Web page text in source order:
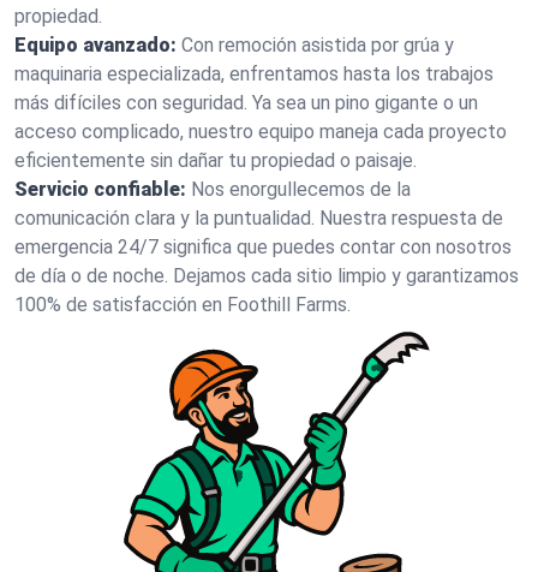
propiedad.
Equipo avanzado: Con remoción asistida por grúa y
maquinaria especializada, enfrentamos hasta los trabajos
más difíciles con seguridad. Ya sea un pino gigante o un
acceso complicado, nuestro equipo maneja cada proyecto
eficientemente sin dañar tu propiedad o paisaje.
Servicio confiable: Nos enorgullecemos de la
comunicación clara y la puntualidad. Nuestra respuesta de
emergencia 24/7 significa que puedes contar con nosotros
de día o de noche. Dejamos cada sitio limpio y garantizamos
100% de satisfacción en Foothill Farms.